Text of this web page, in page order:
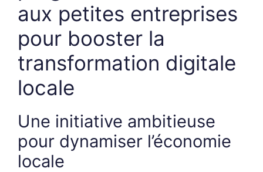
aux petites entreprises
pour booster la
transformation digitale
locale
Une initiative ambitieuse
pour dynamiser l’économie
locale